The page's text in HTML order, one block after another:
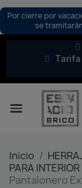
Por cierre por
se
Inicio
PARA
Pantalonero